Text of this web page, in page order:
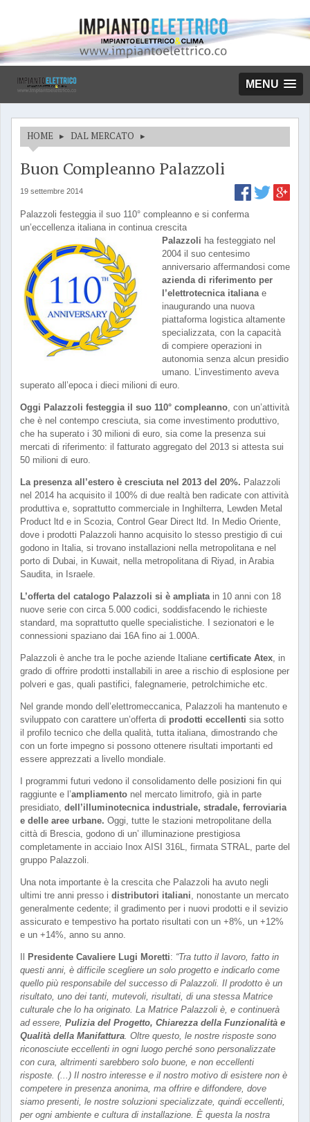
MENU
HOME ▸ DAL MERCATO ▸
Buon Compleanno Palazzoli
19 settembre 2014
Palazzoli festeggia il suo 110° compleanno e si conferma
un’eccellenza italiana in continua crescita
Palazzoli ha festeggiato nel
2004 il suo centesimo
anniversario affermandosi come
azienda di riferimento per
l’elettrotecnica italianae
inaugurando una nuova
piattaforma logistica altamente
specializzata, con la capacità
di compiere operazioni in
autonomia senza alcun presidio
umano. L’investimento aveva
superato all’epoca i dieci milioni di euro.
Oggi Palazzoli festeggia il suo 110° compleanno, con un’attività
che è nel contempo cresciuta, sia come investimento produttivo,
che ha superato i 30 milioni di euro, sia come la presenza sui
mercati di riferimento: il fatturato aggregato del 2013 si attesta sui
50 milioni di euro.
La presenza all’estero è cresciuta nel 2013 del 20%. Palazzoli
nel 2014 ha acquisito il 100% di due realtà ben radicate con attività
produttiva e, soprattutto commerciale in Inghilterra, Lewden Metal
Product ltd e in Scozia, Control Gear Direct ltd. In Medio Oriente,
dove i prodotti Palazzoli hanno acquisito lo stesso prestigio di cui
godono in Italia, si trovano installazioni nella metropolitana e nel
porto di Dubai, in Kuwait, nella metropolitana di Riyad, in Arabia
Saudita, in Israele.
L’offerta del catalogo Palazzoli si è ampliatain 10 anni con 18
nuove serie con circa 5.000 codici, soddisfacendo le richieste
standard, ma soprattutto quelle specialistiche. I sezionatori e le
connessioni spaziano dai 16A fino ai 1.000A.
Palazzoli è anche tra le poche aziende Italiane certificate Atex, in
grado di offrire prodotti installabili in aree a rischio di esplosione per
polveri e gas, quali pastifici, falegnamerie, petrolchimiche etc.
Nel grande mondo dell’elettromeccanica, Palazzoli ha mantenuto e
sviluppato con carattere un’offerta di prodotti eccellenti sia sotto
il profilo tecnico che della qualità, tutta italiana, dimostrando che
con un forte impegno si possono ottenere risultati importanti ed
essere apprezzati a livello mondiale.
I programmi futuri vedono il consolidamento delle posizioni fin qui
raggiunte e l’ampliamento nel mercato limitrofo, già in parte
presidiato, dell’illuminotecnica industriale, stradale, ferroviaria
e delle aree urbane. Oggi, tutte le stazioni metropolitane della
città di Brescia, godono di un’ illuminazione prestigiosa
completamente in acciaio Inox AISI 316L, firmata STRAL, parte del
gruppo Palazzoli.
Una nota importante è la crescita che Palazzoli ha avuto negli
ultimi tre anni presso i distributori italiani, nonostante un mercato
generalmente cedente; il gradimento per i nuovi prodotti e il sevizio
assicurato e tempestivo ha portato risultati con un +8%, un +12%
e un +14%, anno su anno.
Presidente Cavaliere Lugi Moretti: “Tra tutto il lavoro, fatto in
questi anni, è difficile scegliere un solo progetto e indicarlo come
quello più responsabile del successo di Palazzoli. Il prodotto è un
risultato, uno dei tanti, mutevoli, risultati, di una stessa Matrice
culturale che lo ha originato. La Matrice Palazzoli è, e continuerà
ad essere, Pulizia del Progetto, Chiarezza della Funzionalità e
Qualità della Manifattura. Oltre questo, le nostre risposte sono
riconosciute eccellenti in ogni luogo perché sono personalizzate
con cura, altrimenti sarebbero solo buone, e non eccellenti
risposte. (...) Il nostro interesse e il nostro motivo di esistere non è
competere in presenza anonima, ma offrire e diffondere, dove
siamo presenti, le nostre soluzioni specializzate, quindi eccellenti,
per ogni ambiente e cultura di installazione. È questa la nostra